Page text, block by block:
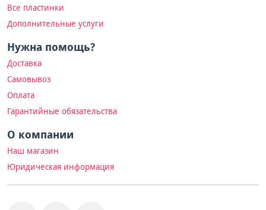
Все пластинки
Дополнительные услуги
Нужна помощь?
Доставка
Самовывоз
Оплата
Гарантийные обязательства
О компании
Наш магазин
Юридическая информация